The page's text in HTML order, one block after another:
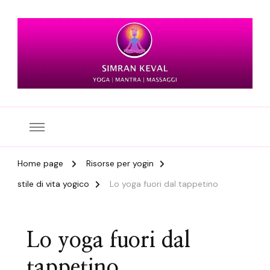
Home page
Risorse per yogin
stile di vita yogico
Lo yoga fuori dal tappetino
Lo yoga fuori dal